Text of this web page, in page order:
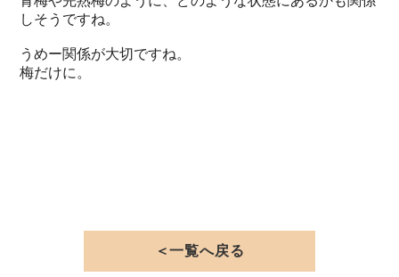
しそうですね。
うめー関係が大切ですね。
梅だけに。
＜一覧へ戻る